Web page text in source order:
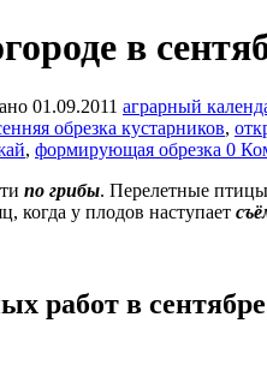
в
01.09.2011 аграрный
обрезка кустарников,
, формирующая обрезка 0
по грибы. Перелетные птицы
когда у плодов наступает
работ в сентябре